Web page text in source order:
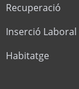
Recuperació
Inserció Laboral
Habitatge